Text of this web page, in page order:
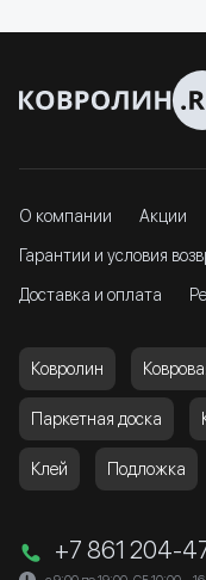
О компании Акции
Гарантии и условия
Доставка и оплата
Ковролин
Паркетная доска
Клей Подложка
+7 861 204-